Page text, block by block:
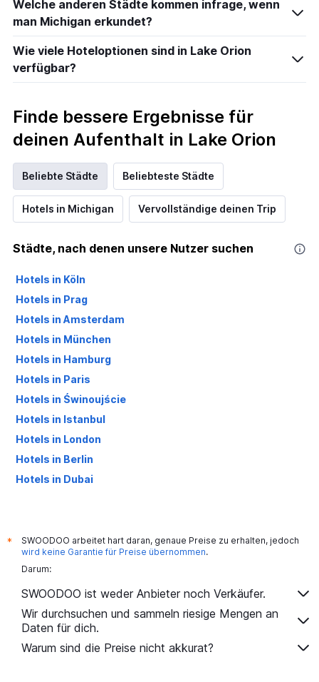
Welche anderen Städte kommen infrage, wenn
man Michigan erkundet?
Wie viele Hoteloptionen sind in Lake Orion
verfügbar?
Finde bessere Ergebnisse für
deinen Aufenthalt in Lake Orion
Beliebte Städte Beliebteste Städte
Hotels in Michigan Vervollständige deinen Trip
Städte, nach denen unsere Nutzer suchen
Hotels in Köln
Hotels in Prag
Hotels in Amsterdam
Hotels in München
Hotels in Hamburg
Hotels in Paris
Hotels in Świnoujście
Hotels in Istanbul
Hotels in London
Hotels in Berlin
Hotels in Dubai
*
SWOODOO arbeitet hart daran, genaue Preise zu erhalten, jedoch
wird keine Garantie für Preise übernommen.
Darum:
SWOODOO ist weder Anbieter noch Verkäufer.
Wir durchsuchen und sammeln riesige Mengen an
Daten für dich.
Warum sind die Preise nicht akkurat?